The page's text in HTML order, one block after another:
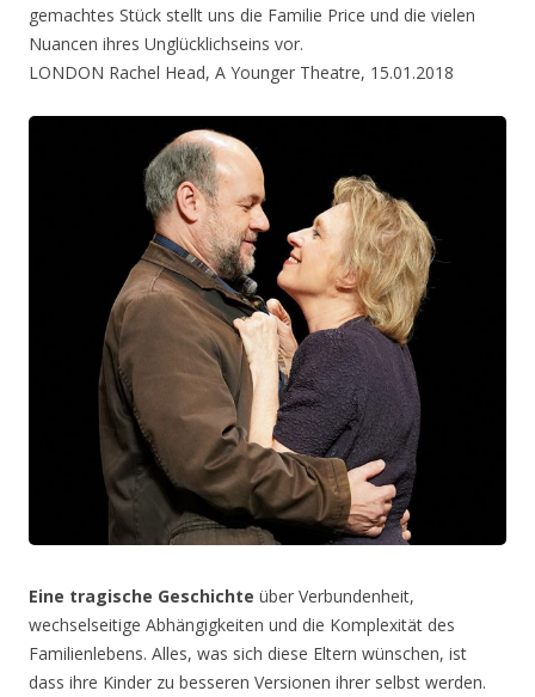
gemachtes Stück stellt uns die Familie Price und die vielen
Nuancen ihres Unglücklichseins vor.
LONDON Rachel Head, A Younger Theatre, 15.01.2018
Eine tragische Geschichte über Verbundenheit,
wechselseitige Abhängigkeiten und die Komplexität des
Familienlebens. Alles, was sich diese Eltern wünschen, ist
dass ihre Kinder zu besseren Versionen ihrer selbst werden.